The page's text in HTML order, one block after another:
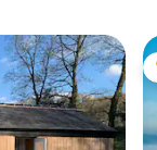
ვარიანტი